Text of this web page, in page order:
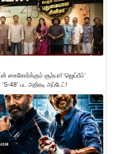
கைகோர்க்கும் சூர்யா! ‘ஜெய்பீம்’
48’ பட அதிரடி அப்டேட்!